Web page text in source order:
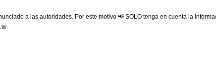
a las autoridades. Por este motivo 📢 SOLO tenga en cuenta la